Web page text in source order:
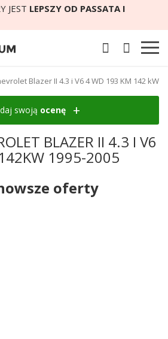
JEST LEPSZY OD PASSATA I
Blazer II 4.3 i V6 4 WD 193 KM 142 kW
swoją ocenę
BLAZER II 4.3 I V6
1995-2005
oferty